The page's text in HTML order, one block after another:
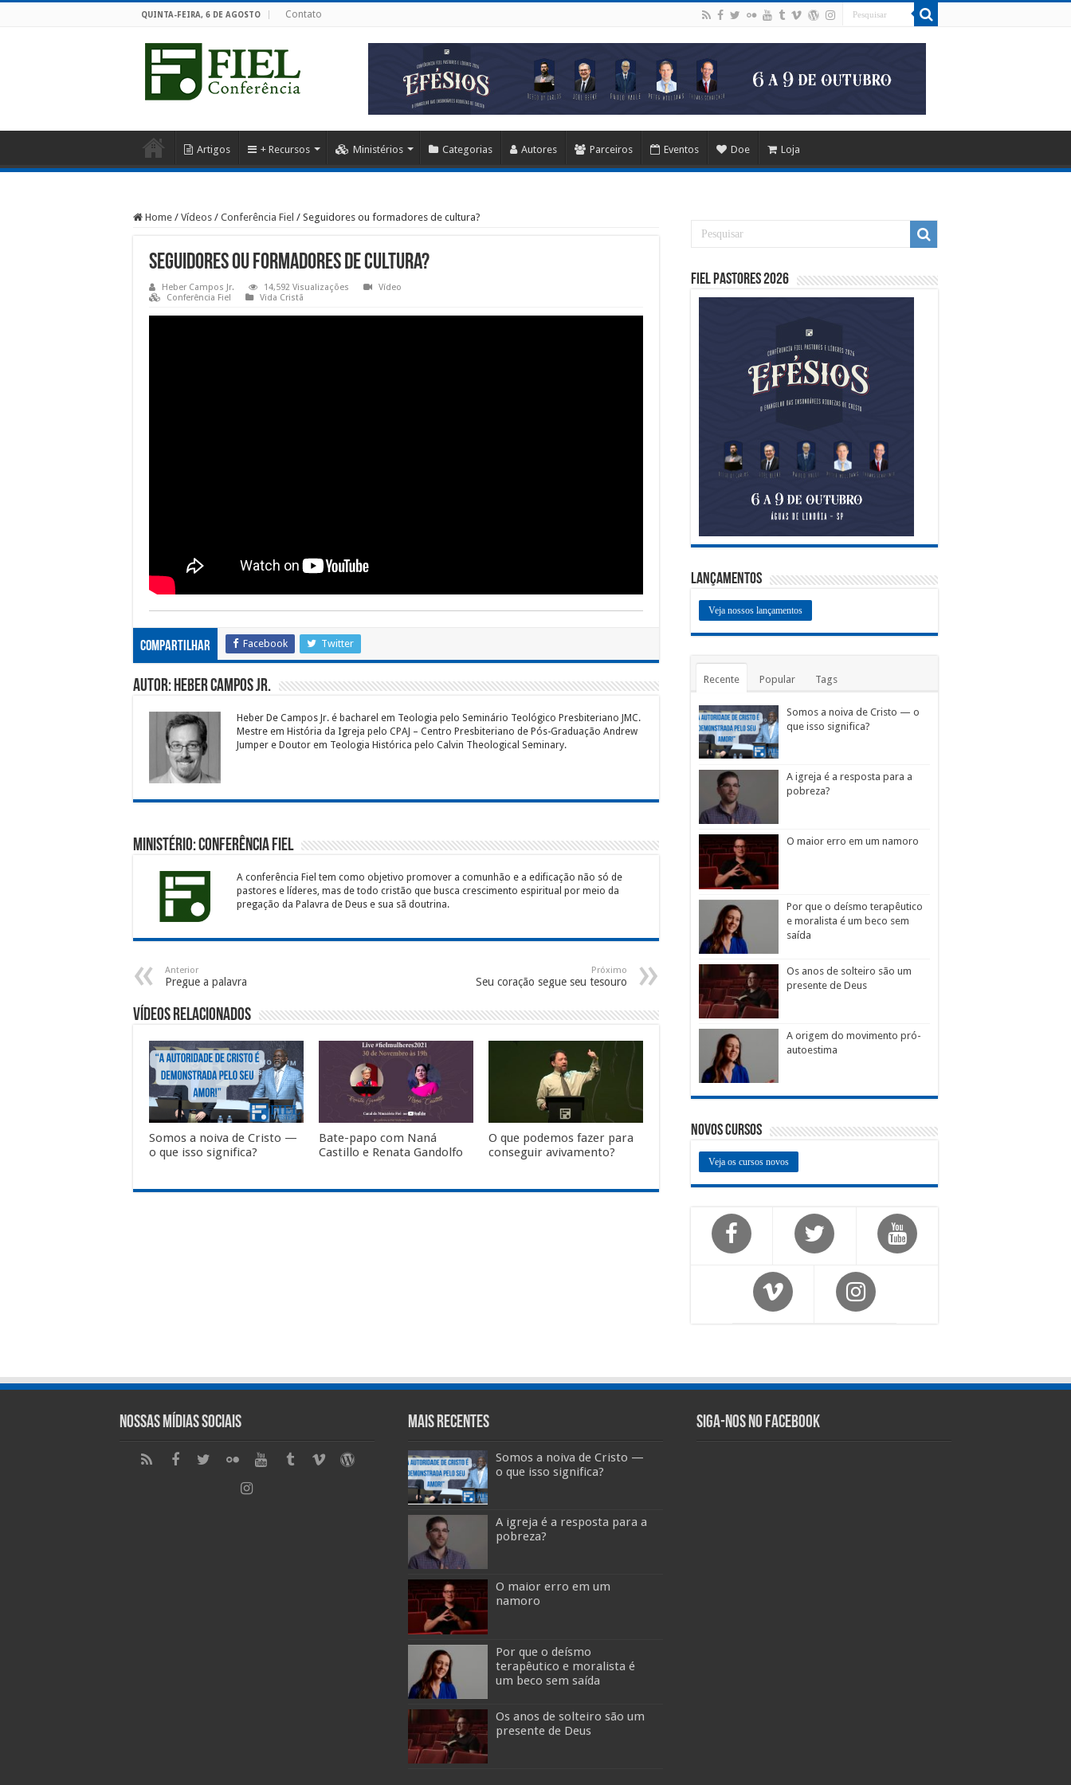
QUINTA-FEIRA, 6 DE AGOSTO Contato
Artigos + Recursos Ministérios Categorias Autores Parceiros Eventos Doe Loja
Home / Vídeos / Conferência Fiel / Seguidores ou formadores de cultura?
Seguidores ou formadores de cultura?
Heber Campos Jr. 14,592 Visualizações
Vídeo
Conferência Fiel
Vida Cristã
Compartilhar Facebook Twitter
Autor: Heber Campos Jr.
Heber De Campos Jr. é bacharel em Teologia pelo Seminário Teológico Presbiteriano JMC.
Mestre em História da Igreja pelo CPAJ – Centro Presbiteriano de Pós-Graduação Andrew
Jumper e Doutor em Teologia Histórica pelo Calvin Theological Seminary.
Ministério: Conferência Fiel
A conferência Fiel tem como objetivo promover a comunhão e a edificação não só de
pastores e líderes, mas de todo cristão que busca crescimento espiritual por meio da
pregação da Palavra de Deus e sua sã doutrina.
Anterior
Pregue a palavra
Próximo
Seu coração segue seu tesouro
Vídeos Relacionados
Somos a noiva de Cristo —
o que isso significa?
Bate-papo com Naná
Castillo e Renata Gandolfo
O que podemos fazer para
conseguir avivamento?
Fiel Pastores 2026
Lançamentos
Veja nossos lançamentos
Recente Popular Tags
Somos a noiva de Cristo — o
que isso significa?
A igreja é a resposta para a
pobreza?
O maior erro em um namoro
Por que o deísmo terapêutico
e moralista é um beco sem
saída
Os anos de solteiro são um
presente de Deus
A origem do movimento pró-
autoestima
Novos Cursos
Veja os cursos novos
Nossas Mídias Sociais Mais Recentes
Somos a noiva de Cristo —
o que isso significa?
A igreja é a resposta para a
pobreza?
O maior erro em um
namoro
Por que o deísmo
terapêutico e moralista é
um beco sem saída
Os anos de solteiro são um
presente de Deus
Siga-nos no Facebook